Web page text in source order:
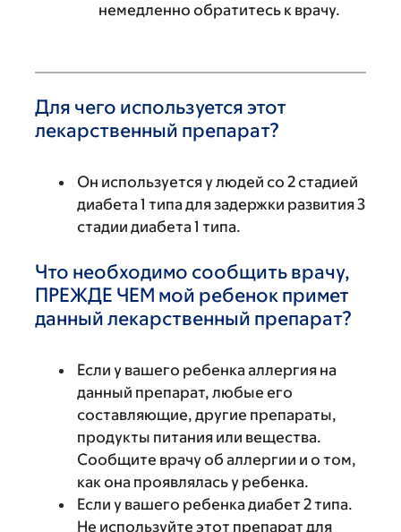
немедленно обратитесь к врачу.
Для чего используется этот
лекарственный препарат?
Он используется у людей со 2 стадией
диабета 1 типа для задержки развития 3
стадии диабета 1 типа.
Что необходимо сообщить врачу,
ПРЕЖДЕ ЧЕМ мой ребенок примет
данный лекарственный препарат?
Если у вашего ребенка аллергия на
данный препарат, любые его
составляющие, другие препараты,
продукты питания или вещества.
Сообщите врачу об аллергии и о том,
как она проявлялась у ребенка.
Если у вашего ребенка диабет 2 типа.
Не используйте этот препарат для